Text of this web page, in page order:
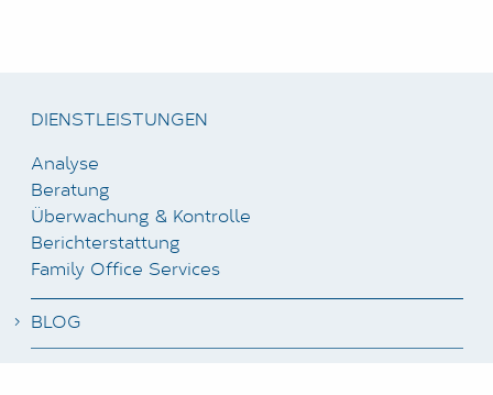
DIENSTLEISTUNGEN
Analyse
Beratung
Überwachung & Kontrolle
Berichterstattung
Family Office Services
BLOG